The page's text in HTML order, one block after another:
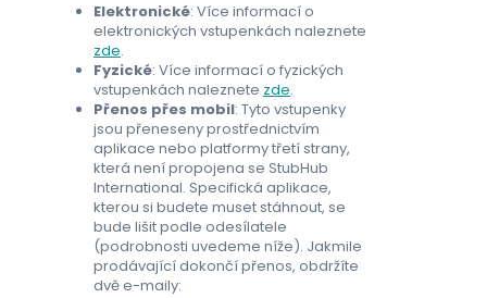
Elektronické: Více informací o
elektronických vstupenkách naleznete
zde.
Fyzické: Více informací o fyzických
vstupenkách naleznete zde.
Přenos přes mobil: Tyto vstupenky
jsou přeneseny prostřednictvím
aplikace nebo platformy třetí strany,
která není propojena se StubHub
International. Specifická aplikace,
kterou si budete muset stáhnout, se
bude lišit podle odesílatele
(podrobnosti uvedeme níže). Jakmile
prodávající dokončí přenos, obdržíte
dvě e-maily: